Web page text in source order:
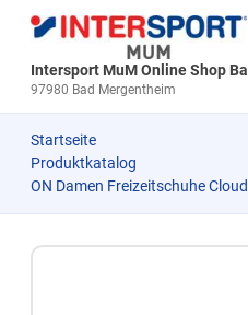
Intersport MuM Online Shop
97980 Bad Mergentheim
Startseite
Produktkatalog
ON Damen Freizeitschuhe